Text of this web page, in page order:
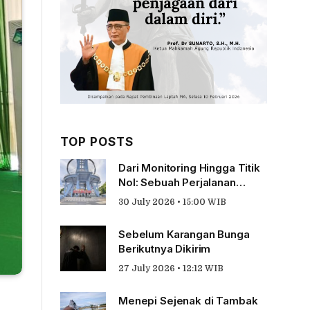
TOP POSTS
Dari Monitoring Hingga Titik
Nol: Sebuah Perjalanan
Tentang Pengabdian
30 July 2026 • 15:00 WIB
Sebelum Karangan Bunga
Berikutnya Dikirim
27 July 2026 • 12:12 WIB
Menepi Sejenak di Tambak